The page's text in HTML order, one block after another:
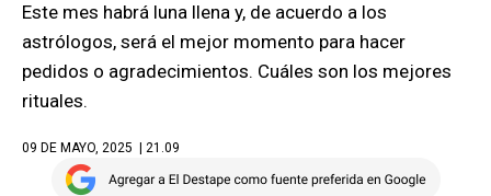
Este mes habrá luna llena y, de acuerdo a los
astrólogos, será el mejor momento para hacer
pedidos o agradecimientos. Cuáles son los mejores
rituales.
09 DE MAYO, 2025 | 21.09